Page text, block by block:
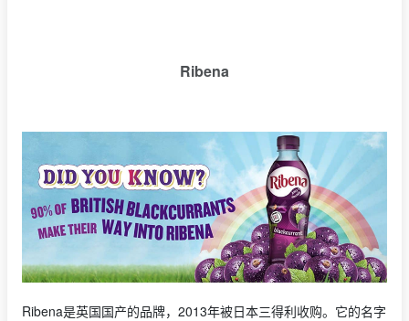
Ribena
Ribena是英国国产的品牌，2013年被日本三得利收购。它的名字